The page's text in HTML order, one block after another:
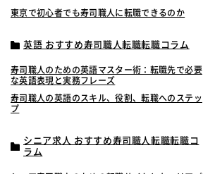
東京で初心者でも寿司職人に転職できるのか
英語 おすすめ寿司職人転職転職コラム
寿司職人のための英語マスター術：転職先で必要
な英語表現と実務フレーズ
寿司職人の英語のスキル、役割、転職へのステッ
プ
シニア求人 おすすめ寿司職人転職転職コ
ラム